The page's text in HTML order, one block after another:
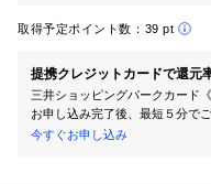
取得予定ポイント数： 39 pt
提携クレジットカードで還元
三井ショッピングパークカード
お申し込み完了後、最短５分で
今すぐお申し込み